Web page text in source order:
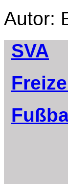
Autor:
SVA